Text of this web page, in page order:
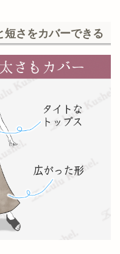
短さをカバーできる